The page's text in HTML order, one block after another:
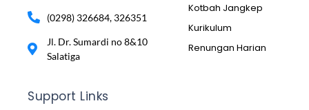
(0298) 326684, 326351
Jl. Dr. Sumardi no 8&10
Salatiga
Kotbah Jangkep
Kurikulum
Renungan Harian
Support Links